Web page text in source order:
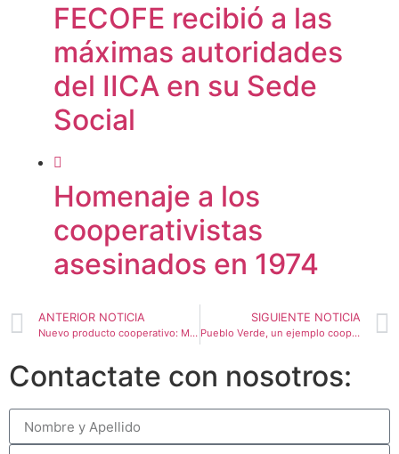
FECOFE recibió a las
máximas autoridades
del IICA en su Sede
Social
Homenaje a los
cooperativistas
asesinados en 1974
ANTERIOR NOTICIA
Nuevo producto cooperativo: Mate Cocido Titrayju
SIGUIENTE NOTICIA
Pueblo Verde, un ejemplo cooperativo de inclusión social, producción agroecológica y agregado de valor local
Contactate con nosotros: